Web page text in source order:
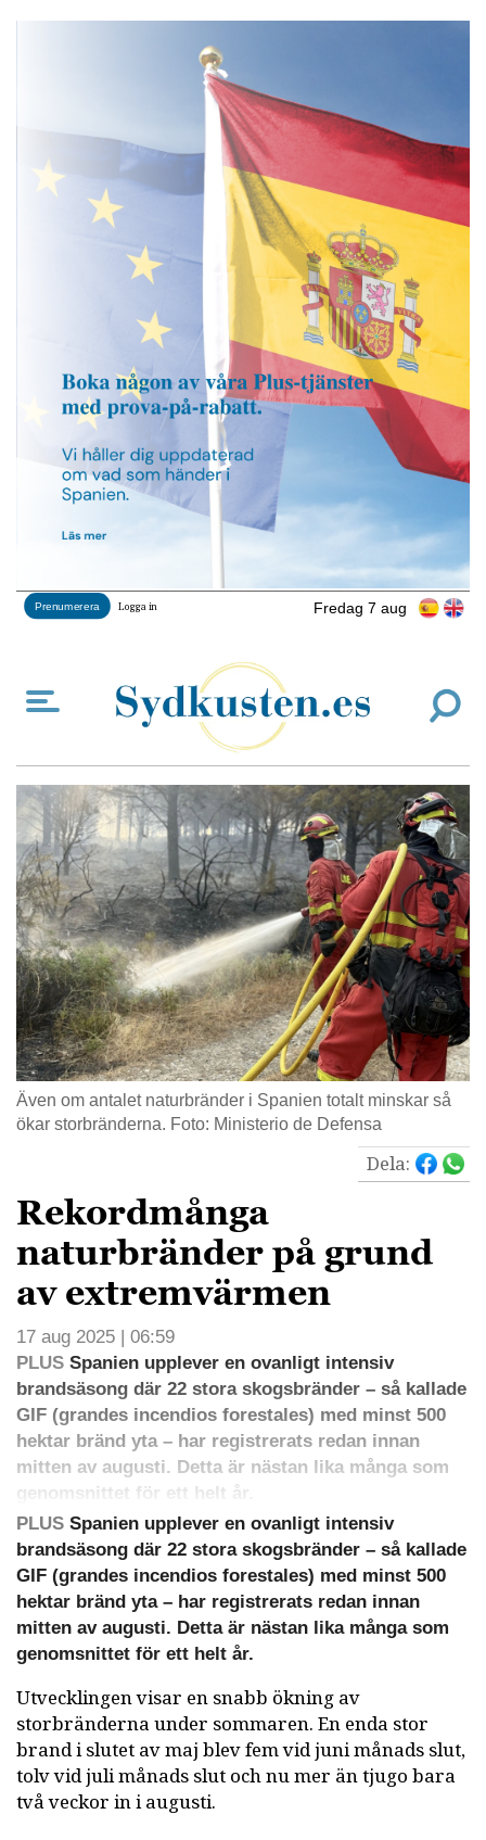
Fredag 7 aug
Prenumerera Logga in
Även om antalet naturbränder i Spanien totalt minskar så
ökar storbränderna. Foto: Ministerio de Defensa
Dela:
Rekordmånga
naturbränder på grund
av extremvärmen
17 aug 2025 | 06:59
PLUS Spanien upplever en ovanligt intensiv
brandsäsong där 22 stora skogsbränder – så kallade
GIF (grandes incendios forestales) med minst 500
hektar bränd yta – har registrerats redan innan
mitten av augusti. Detta är nästan lika många som
genomsnittet för ett helt år.
PLUS Spanien upplever en ovanligt intensiv
brandsäsong där 22 stora skogsbränder – så kallade
GIF (grandes incendios forestales) med minst 500
hektar bränd yta – har registrerats redan innan
mitten av augusti. Detta är nästan lika många som
genomsnittet för ett helt år.
Utvecklingen visar en snabb ökning av
storbränderna under sommaren. En enda stor
brand i slutet av maj blev fem vid juni månads slut,
tolv vid juli månads slut och nu mer än tjugo bara
två veckor in i augusti.